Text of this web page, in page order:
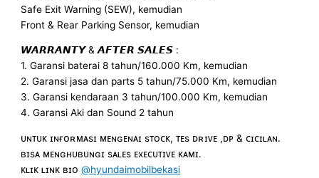
Safe Exit Warning (SEW), kemudian
Front & Rear Parking Sensor, kemudian
𝙒𝘼𝙍𝙍𝘼𝙉𝙏𝙔 & 𝘼𝙁𝙏𝙀𝙍 𝙎𝘼𝙇𝙀𝙎 :
1. Garansi baterai 8 tahun/160.000 Km, kemudian
2. Garansi jasa dan parts 5 tahun/75.000 Km, kemudian
3. Garansi kendaraan 3 tahun/100.000 Km, kemudian
4. Garansi Aki dan Sound 2 tahun
ᴜɴᴛᴜᴋ ɪɴғᴏʀᴍᴀsɪ ᴍᴇɴɢᴇɴᴀɪ sᴛᴏᴄᴋ, ᴛᴇs ᴅʀɪᴠᴇ ,ᴅᴘ & ᴄɪᴄɪʟᴀɴ.
ʙɪsᴀ ᴍᴇɴɢʜᴜʙᴜɴɢɪ sᴀʟᴇs ᴇxᴇᴄᴜᴛɪᴠᴇ ᴋᴀᴍɪ.
ᴋʟɪᴋ ʟɪɴᴋ ʙɪᴏ@hyundaimobilbekasi